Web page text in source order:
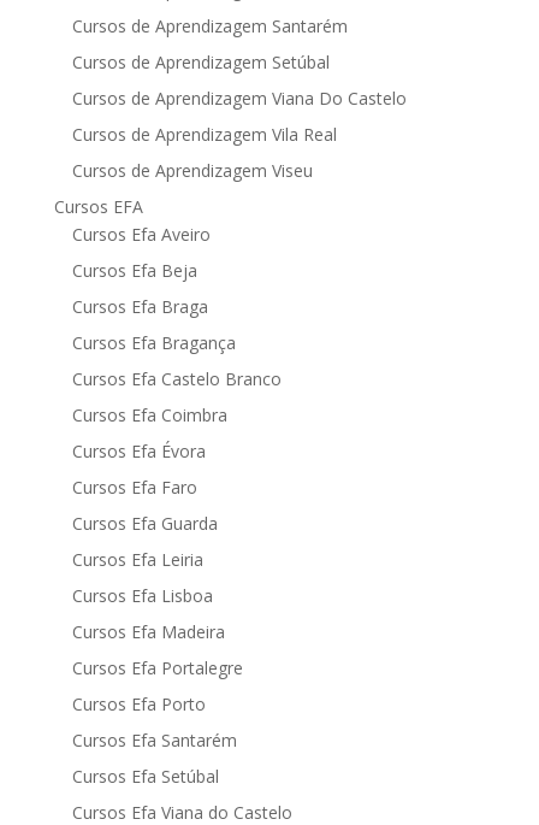
Cursos de Aprendizagem Santarém
Cursos de Aprendizagem Setúbal
Cursos de Aprendizagem Viana Do Castelo
Cursos de Aprendizagem Vila Real
Cursos de Aprendizagem Viseu
Cursos EFA
Cursos Efa Aveiro
Cursos Efa Beja
Cursos Efa Braga
Cursos Efa Bragança
Cursos Efa Castelo Branco
Cursos Efa Coimbra
Cursos Efa Évora
Cursos Efa Faro
Cursos Efa Guarda
Cursos Efa Leiria
Cursos Efa Lisboa
Cursos Efa Madeira
Cursos Efa Portalegre
Cursos Efa Porto
Cursos Efa Santarém
Cursos Efa Setúbal
Cursos Efa Viana do Castelo